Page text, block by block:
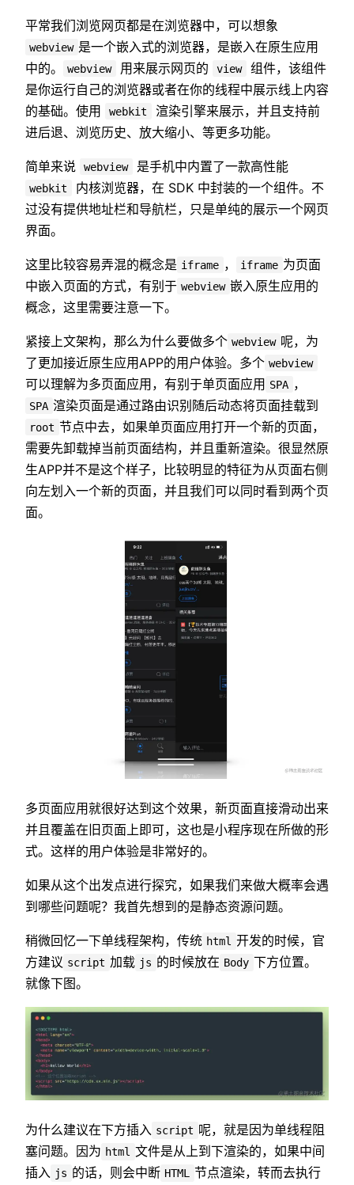
平常我们浏览网页都是在浏览器中，可以想象
webview 是一个嵌入式的浏览器，是嵌入在原生应用
中的。
webview 用来展示网页的 view
组件，该组件
是你运行自己的浏览器或者在你的线程中展示线上内容
的基础。使用
webkit
渲染引擎来展示，并且支持前
进后退、浏览历史、放大缩小、等更多功能。
简单来说 webview 是手机中内置了一款高性能
webkit
内核浏览器，在 SDK 中封装的一个组件。不
过没有提供地址栏和导航栏，只是单纯的展示一个网页
界面。
这里比较容易弄混的概念是 iframe ， iframe 为页面
中嵌入页面的方式，有别于 webview 嵌入原生应用的
概念，这里需要注意一下。
紧接上文架构，那么为什么要做多个 webview 呢，为
了更加接近原生应用APP的用户体验。多个 webview
可以理解为多页面应用，有别于单页面应用 SPA ，
SPA 渲染页面是通过路由识别随后动态将页面挂载到
root 节点中去，如果单页面应用打开一个新的页面，
需要先卸载掉当前页面结构，并且重新渲染。很显然原
生APP并不是这个样子，比较明显的特征为从页面右侧
向左划入一个新的页面，并且我们可以同时看到两个页
面。
多页面应用就很好达到这个效果，新页面直接滑动出来
并且覆盖在旧页面上即可，这也是小程序现在所做的形
式。这样的用户体验是非常好的。
如果从这个出发点进行探究，如果我们来做大概率会遇
到哪些问题呢？我首先想到的是静态资源问题。
稍微回忆一下单线程架构，传统 html 开发的时候，官
方建议 script 加载 js 的时候放在 Body 下方位置。
就像下图。
为什么建议在下方插入 script 呢，就是因为单线程阻
塞问题。因为 html 文件是从上到下渲染的，如果中间
插入 js 的话，则会中断 HTML 节点渲染，转而去执行